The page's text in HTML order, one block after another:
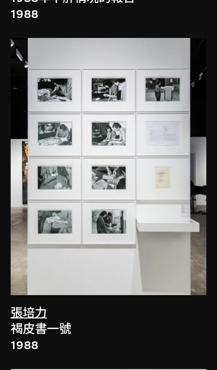
1988
張培力
褐皮書一號
1988